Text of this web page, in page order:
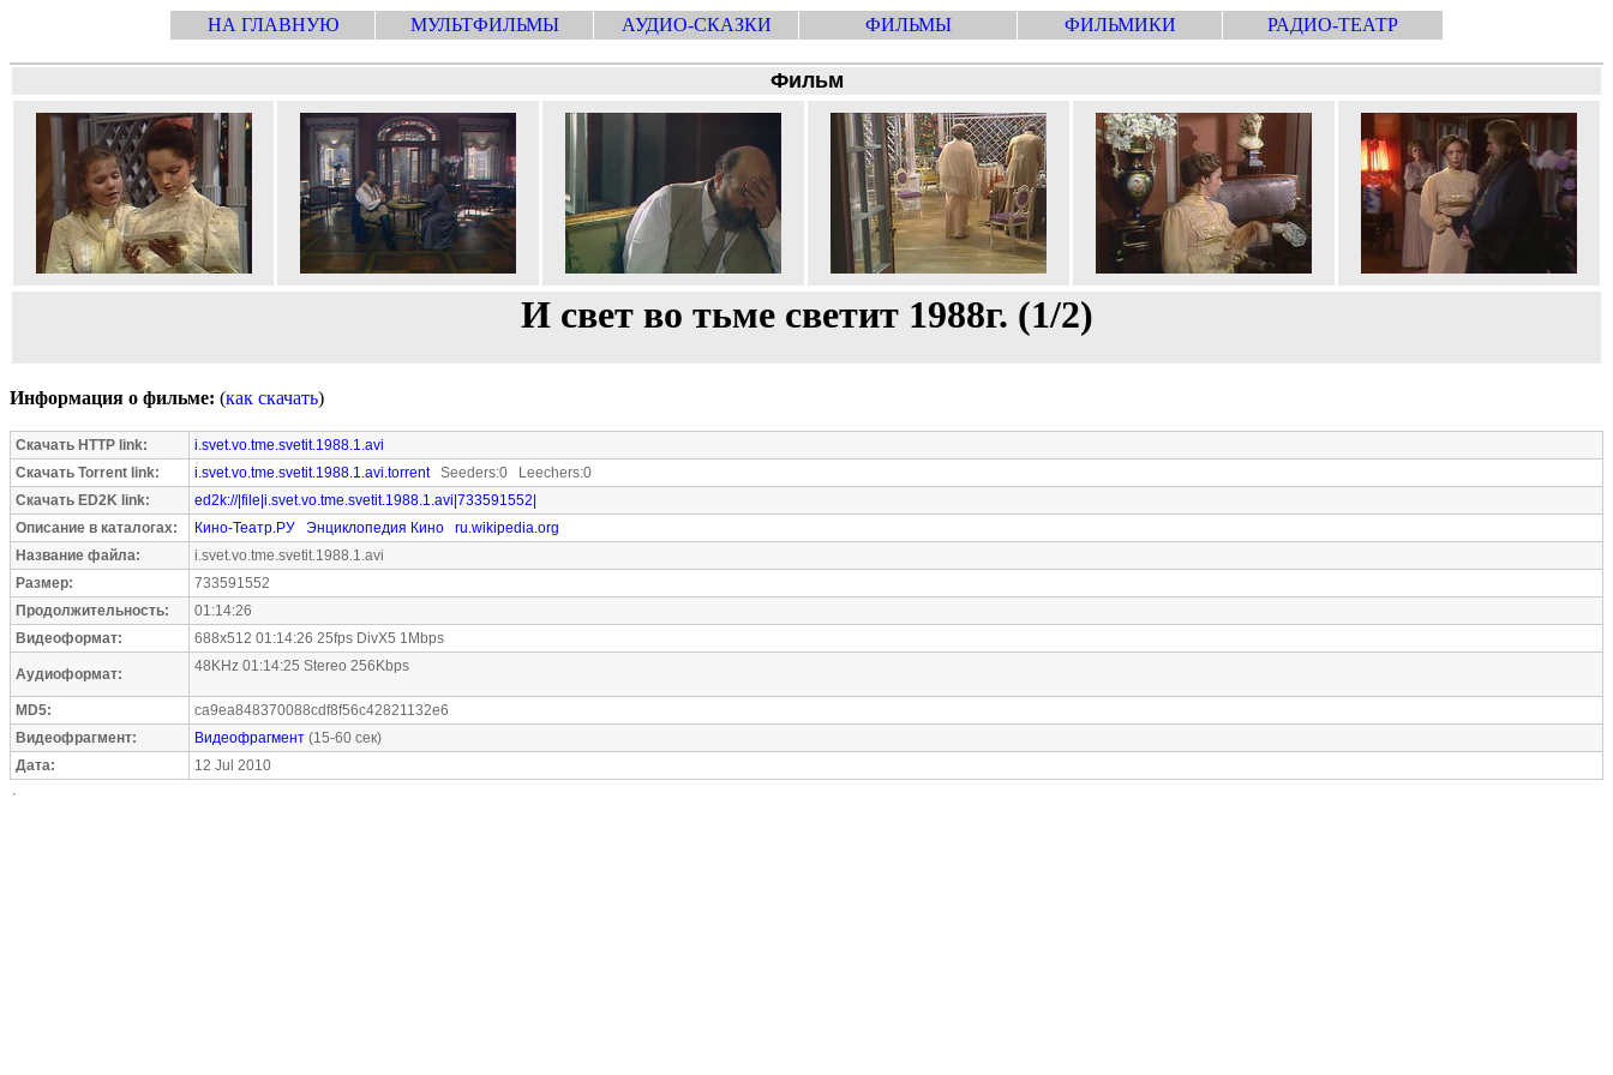
НА ГЛАВНУЮ МУЛЬТФИЛЬМЫ АУДИО-СКАЗКИ ФИЛЬМЫ ФИЛЬМИКИ РАДИО-ТЕАТР
Фильм
И свет во тьме светит 1988г. (1/2)
Информация о фильме: (как скачать)
Скачать HTTP link:
i.svet.vo.tme.svetit.1988.1.avi
Скачать Torrent link:
i.svet.vo.tme.svetit.1988.1.avi.torrentSeeders:0 Leechers:0
Скачать ED2K link:
ed2k://|file|i.svet.vo.tme.svetit.1988.1.avi|733591552|
Описание в каталогах:
Кино-Театр.РУ Энциклопедия Кино
ru.wikipedia.org
Название файла:
i.svet.vo.tme.svetit.1988.1.avi
Размер:
733591552
Продолжительность:
01:14:26
Видеоформат:
688x512 01:14:26 25fps DivX5 1Mbps
Аудиоформат: 48KHz 01:14:25 Stereo 256Kbps
MD5:
ca9ea848370088cdf8f56c42821132e6
Видеофрагмент:
Видеофрагмент (15-60 сек)
Дата:
12 Jul 2010